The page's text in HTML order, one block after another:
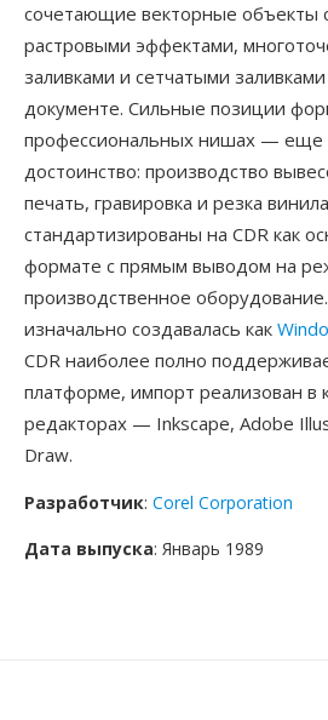
сочетающие векторные объекты
растровыми эффектами,
заливками и сетчатыми
документе. Сильные позиции
профессиональных нишах — еще
достоинство: производство
печать, гравировка и резка
стандартизированы на CDR как
формате с прямым выводом на
производственное
изначально создавалась как
CDR наиболее полно
платформе, импорт реализован
редакторах — Inkscape, Adobe
Draw.
Разработчик: Corel Corporation
Дата выпуска: Январь 1989